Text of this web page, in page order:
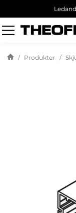
Sök
produkt
Produkter